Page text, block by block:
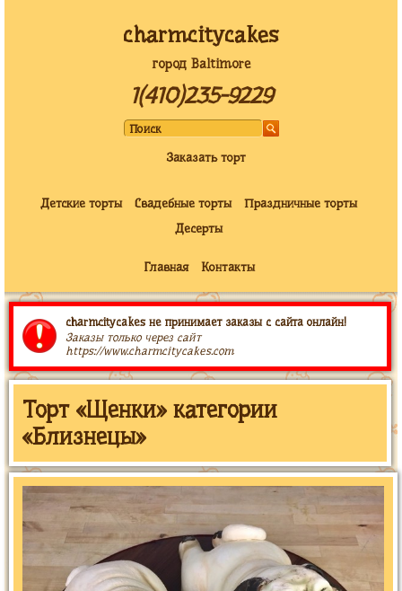
charmcitycakes
город Baltimore
1(410)235-9229
Заказать торт
Детские торты Свадебные торты
Праздничные торты
Десерты
Главная Контакты
charmcitycakes не принимает заказы с сайта онлайн!
Заказы только через сайт
https://www.charmcitycakes.com
Торт «Щенки» категории
«Близнецы»